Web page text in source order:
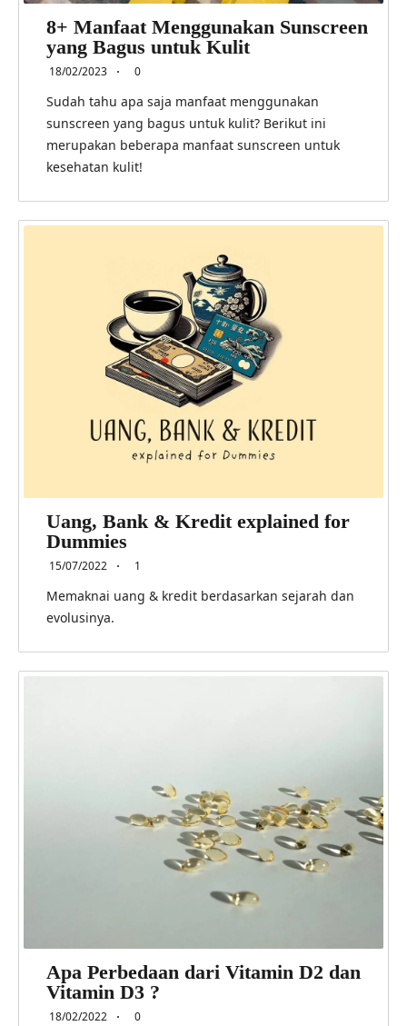
8+ Manfaat Menggunakan Sunscreen
yang Bagus untuk Kulit
18/02/2023 0
Sudah tahu apa saja manfaat menggunakan
sunscreen yang bagus untuk kulit? Berikut ini
merupakan beberapa manfaat sunscreen untuk
kesehatan kulit!
Uang, Bank & Kredit explained for
Dummies
15/07/2022 1
Memaknai uang & kredit berdasarkan sejarah dan
evolusinya.
Apa Perbedaan dari Vitamin D2 dan
Vitamin D3 ?
18/02/2022 0